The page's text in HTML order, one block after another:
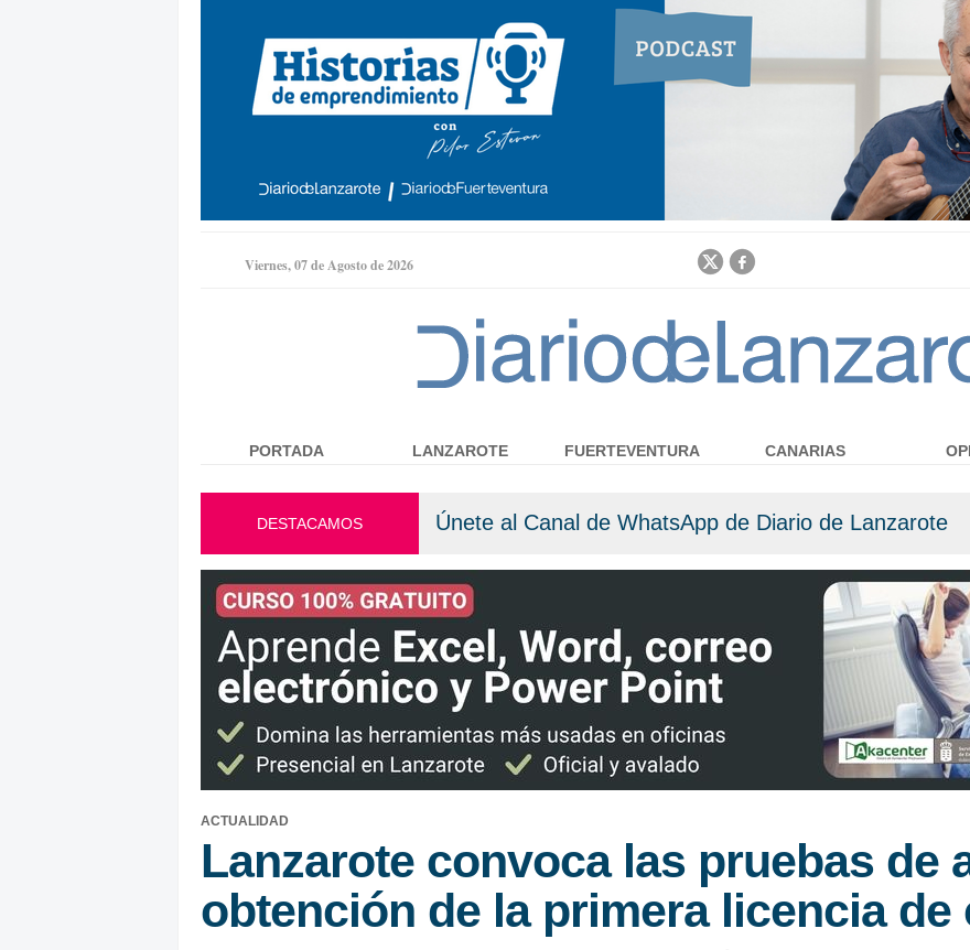
Jump to navigation
Viernes, 07 de Agosto de 2026
DESTACAMOS Únete al Canal de WhatsApp de Diario de Lanzarote
ACTUALIDAD
Lanzarote convoca las pruebas de
obtención de la primera licencia de
PORTADA LANZAROTE FUERTEVENTURA CANARIAS